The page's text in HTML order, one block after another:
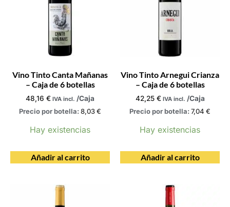
Vino Tinto Canta Mañanas
– Caja de 6 botellas
48,16 € IVA incl. /Caja
Precio por botella: 8,03€
Hay existencias
Añadir al carrito
Vino Tinto Arnegui Crianza
– Caja de 6 botellas
42,25 € IVA incl. /Caja
Precio por botella: 7,04 €
Hay existencias
Añadir al carrito